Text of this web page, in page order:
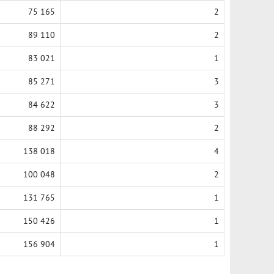
75 165 2
89 110 2
83 021 1
85 271 3
84 622 3
88 292 2
138 018 4
100 048 2
131 765 1
150 426 1
156 904 1